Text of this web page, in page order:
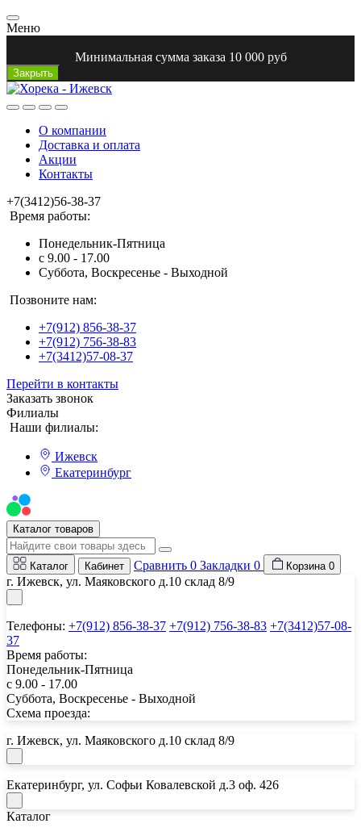
Меню
Минимальная сумма заказа 10 000 руб
Закрыть
О компании
Доставка и оплата
Акции
Контакты
+7(3412)56-38-37
Время работы:
Понедельник-Пятница
с 9.00 - 17.00
Суббота, Воскресенье - Выходной
Позвоните нам:
+7(912) 856-38-37
+7(912) 756-38-83
+7(3412)57-08-37
Перейти в контакты
Заказать звонок
Филиалы
Наши филиалы:
Ижевск
Екатеринбург
Каталог товаров
Каталог Кабинет Сравнить 0 Закладки 0 Корзина 0
г. Ижевск, ул. Маяковского д.10 склад 8/9
Телефоны: +7(912) 856-38-37 +7(912) 756-38-83 +7(3412)57-08-
37
Время работы:
Понедельник-Пятница
с 9.00 - 17.00
Суббота, Воскресенье - Выходной
Схема проезда:
г. Ижевск, ул. Маяковского д.10 склад 8/9
Екатеринбург, ул. Софьи Ковалевской д.3 оф. 426
Каталог